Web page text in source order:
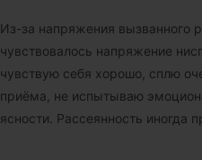
Из-за напряжения вызванного
чувствовалось напряжение
чувствую себя хорошо, сплю
приёма, не испытываю
ясности. Рассеянность